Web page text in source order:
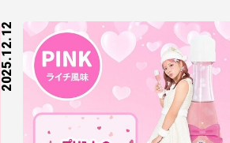
2025.12.12